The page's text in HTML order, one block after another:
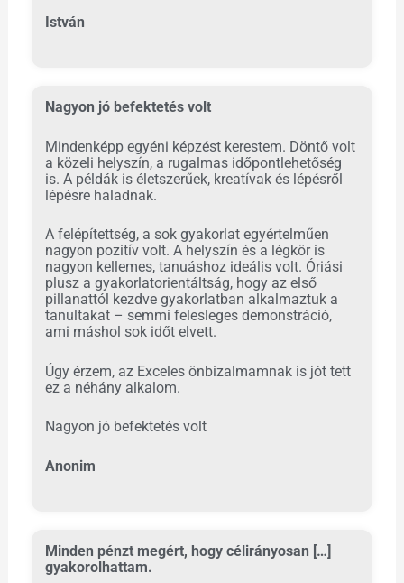
István
Nagyon jó befektetés volt
Mindenképp egyéni képzést kerestem. Döntő volt
a közeli helyszín, a rugalmas időpontlehetőség
is. A példák is életszerűek, kreatívak és lépésről
lépésre haladnak.
A felépítettség, a sok gyakorlat egyértelműen
nagyon pozitív volt. A helyszín és a légkör is
nagyon kellemes, tanuáshoz ideális volt. Óriási
plusz a gyakorlatorientáltság, hogy az első
pillanattól kezdve gyakorlatban alkalmaztuk a
tanultakat – semmi felesleges demonstráció,
ami máshol sok időt elvett.
Úgy érzem, az Exceles önbizalmamnak is jót tett
ez a néhány alkalom.
Nagyon jó befektetés volt
Anonim
Minden pénzt megért, hogy célirányosan […]
gyakorolhattam.